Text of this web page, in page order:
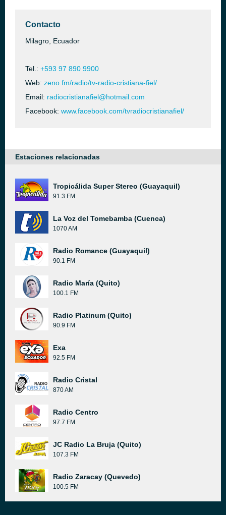
Contacto
Milagro, Ecuador
Tel.: +593 97 890 9900
Web: zeno.fm/radio/tv-radio-cristiana-fiel/
Email: radiocristianafiel@hotmail.com
Facebook: www.facebook.com/tvradiocristianafiel/
Estaciones relacionadas
Tropicálida Super Stereo (Guayaquil)
91.3 FM
La Voz del Tomebamba (Cuenca)
1070 AM
Radio Romance (Guayaquil)
90.1 FM
Radio María (Quito)
100.1 FM
Radio Platinum (Quito)
90.9 FM
Exa
92.5 FM
Radio Cristal
870 AM
Radio Centro
97.7 FM
JC Radio La Bruja (Quito)
107.3 FM
Radio Zaracay (Quevedo)
100.5 FM